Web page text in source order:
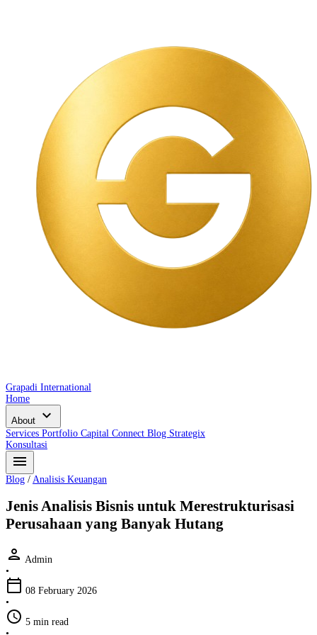
Grapadi International
Home
About expand_more
Services Portfolio Capital Connect Blog Strategix
Konsultasi
menu
Blog / Analisis Keuangan
Jenis Analisis Bisnis untuk Merestrukturisasi
Perusahaan yang Banyak Hutang
person Admin
•
calendar_today 08 February 2026
•
schedule 5 min read